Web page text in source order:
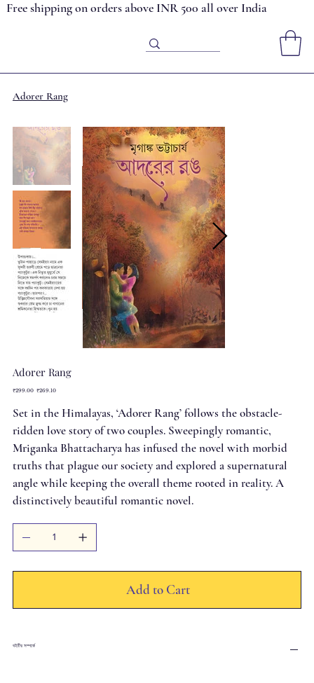
Free shipping on orders above INR 500 all over India
Adorer Rang
Adorer Rang
Original
₹299.00 Sale
₹269.10
Set in the Himalayas, ‘Adorer Rang’ follows the obstacle-
ridden love story of two couples. Sweepingly romantic,
Mriganka Bhattacharya has infused the novel with morbid
truths that plague our society and explored a supernatural
angle while keeping the overall theme rooted in reality. A
distinctively beautiful romantic novel.
Add to Cart
বইটির সম্পর্কে